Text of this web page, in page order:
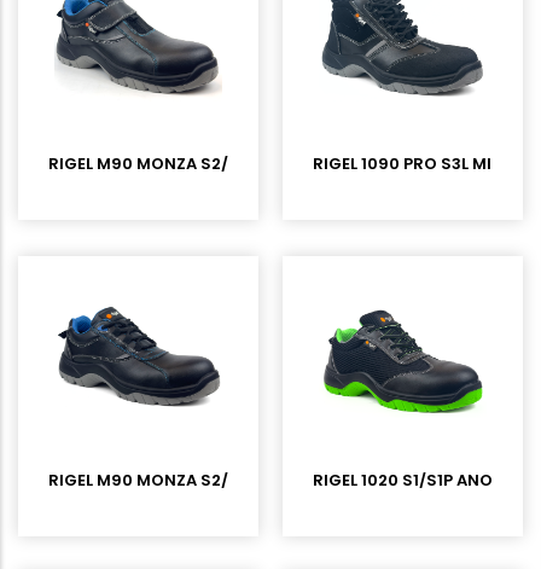
RIGEL M90 MONZA S2/S3 MICROFIBER CIRTLI KOMPOZİT
RIGEL 1090 PRO S3L
RIGEL M90 MONZA S2/S3 MICROFIBER KOMPOZİT BURUNLU
RIGEL 1020 S1/S1P ANORAK